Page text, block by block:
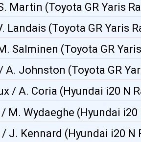
Martin (Toyota GR Yaris
Landais (Toyota GR Yaris
Salminen (Toyota GR
A. Johnston (Toyota GR
/ A. Coria (Hyundai i20 N
M. Wydaeghe (Hyundai
/ J. Kennard (Hyundai i20 N